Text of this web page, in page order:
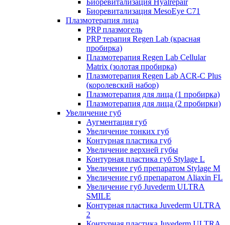
Биоревитализация Hyalrepair
Биоревитализация MesoEye C71
Плазмотерапия лица
PRP плазмогель
PRP терапия Regen Lab (красная
пробирка)
Плазмотерапия Regen Lab Cellular
Matrix (золотая пробирка)
Плазмотерапия Regen Lab ACR-C Plus
(королевский набор)
Плазмотерапия для лица (1 пробирка)
Плазмотерапия для лица (2 пробирки)
Увеличение губ
Аугментация губ
Увеличение тонких губ
Контурная пластика губ
Увеличение верхней губы
Контурная пластика губ Stylage L
Увеличение губ препаратом Stylage M
Увеличение губ препаратом Aliaxin FL
Увеличение губ Juvederm ULTRA
SMILE
Контурная пластика Juvederm ULTRA
2